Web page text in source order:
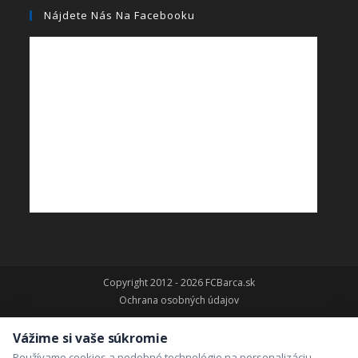
Nájdete Nás Na Facebooku
Copyright 2012 - 2026 FCBarca.sk
Ochrana osobných údajov
Vážime si vaše súkromie